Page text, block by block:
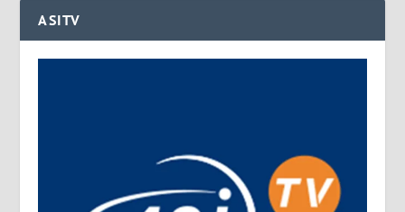
ASITV